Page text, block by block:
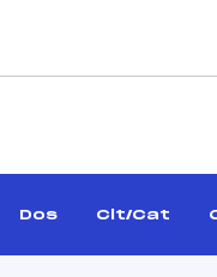
BAROIN OLIVIER
Dos Clt/Cat